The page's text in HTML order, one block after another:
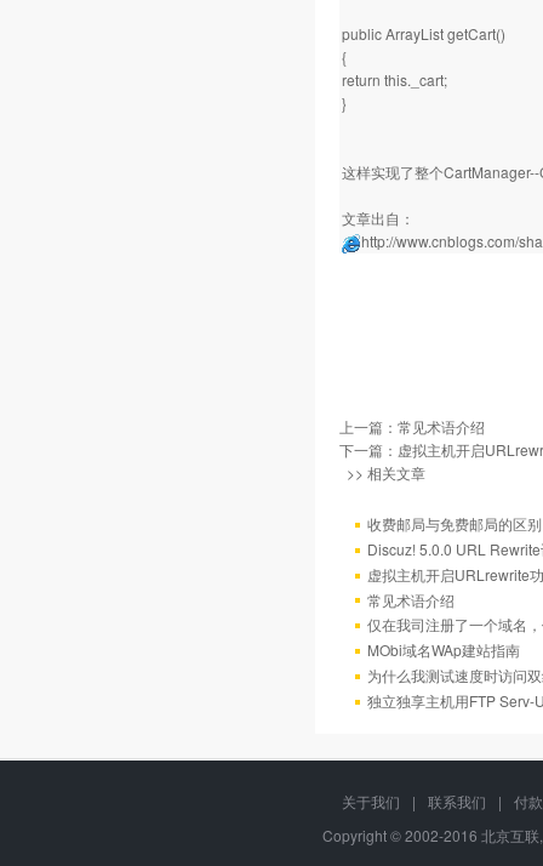
public ArrayList getCart()
{
return this._cart;
}
这样实现了整个
文章出自：
http://www.cnblogs.com/
上一篇： 常见术语介绍
下一篇： 虚拟主机开启
>> 相关文章
收费邮局与免费邮局的区别
Discuz! 5.0.0 URL
虚拟主机开启URLrewrite
常见术语介绍
仅在我司注册了一个域名
MObi域名WAp建站指南
为什么我测试速度时访问
独立独享主机用FTP Serv-
关于我们 | 联系我们 |
付
Copyright © 2002-2016 北京互